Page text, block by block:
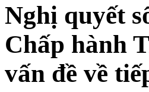
Nghị quyết
Chấp hành
vấn đề về